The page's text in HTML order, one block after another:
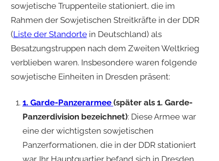
sowjetische Truppenteile stationiert, die im
Rahmen der Sowjetischen Streitkräfte in der DDR
(Liste der Standortein Deutschland) als
Besatzungstruppen nach dem Zweiten Weltkrieg
verblieben waren. Insbesondere waren folgende
sowjetische Einheiten in Dresden präsent:
1. Garde-Panzerarmee (später als 1. Garde-
Panzerdivision bezeichnet): Diese Armee war
eine der wichtigsten sowjetischen
Panzerformationen, die in der DDR stationiert
war. Ihr Hauptquartier befand sich in Dresden,